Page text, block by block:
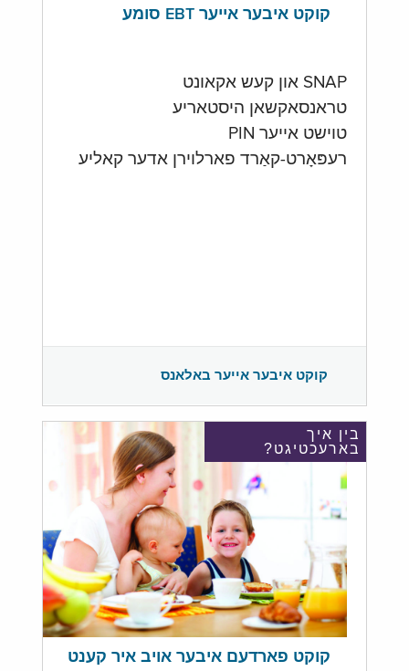
קוקט איבער אייער EBT סומע
SNAP און קעש אקאונט
טראנסאקשאן היסטאריע
טוישט אייער PIN
רעפּאָרט-קאַרד פארלוירן אדער קאליע
קוקט איבער אייער באלאנס
בין איך
בארעכטיגט?
קוקט פארדעם איבער אויב איר קענט